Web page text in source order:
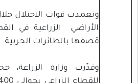
وتعمدت قوات الاحتلال
الأراضي الزراعية في
قصفها بالطائرات الحربية.
وقدّرت وزارة الزراعة،